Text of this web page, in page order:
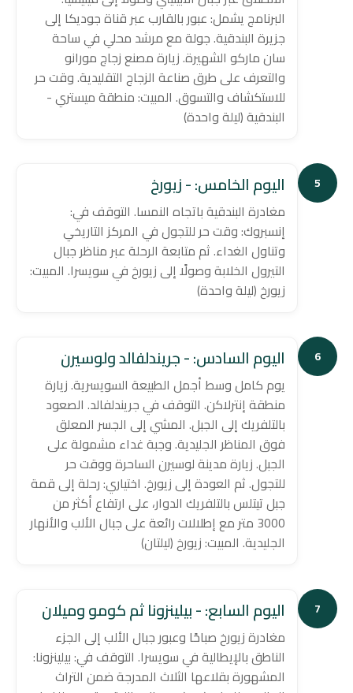
البرنامج يشمل: عبور بالقارب عبر قناة جوديكا إلى
جزيرة البندقية. جولة مع مرشد محلي في ساحة
سان ماركو الشهيرة. زيارة مصنع زجاج مورانو
والتعرف على طرق صناعة الزجاج التقليدية. وقت حر
للاستكشاف والتسوق. المبيت: منطقة ميستري -
البندقية (ليلة واحدة)
5 اليوم الخامس: - زيورخ
مغادرة البندقية باتجاه النمسا. التوقف في:
إنسبروك: وقت حر للتجول في المركز التاريخي
وتناول الغداء. ثم متابعة الرحلة عبر مناظر جبال
التيرول الخلابة وصولًا إلى زيورخ في سويسرا. المبيت:
زيورخ (ليلة واحدة)
6 اليوم السادس: - جريندلفالد ولوسيرن
يوم كامل وسط أجمل الطبيعة السويسرية. زيارة
منطقة إنترلاكن. التوقف في جريندلفالد. الصعود
بالتلفريك إلى الجبل. المشي إلى الجسر المعلق
فوق المناظر الجليدية. وجبة غداء مشمولة على
الجبل. زيارة مدينة لوسيرن الساحرة ووقت حر
للتجول. ثم العودة إلى زيورخ. اختياري: رحلة إلى قمة
جبل تيتلس بالتلفريك الدوار، على ارتفاع أكثر من
3000 متر مع إطلالات رائعة على جبال الألب والأنهار
الجليدية. المبيت: زيورخ (ليلتان)
7 اليوم السابع: - بيلينزونا ثم كومو وميلان
مغادرة زيورخ صباحًا وعبور جبال الألب إلى الجزء
الناطق بالإيطالية في سويسرا. التوقف في: بيلينزونا:
المشهورة بقلاعها الثلاث المدرجة ضمن التراث